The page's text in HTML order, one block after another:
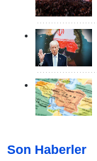
Son Haberler